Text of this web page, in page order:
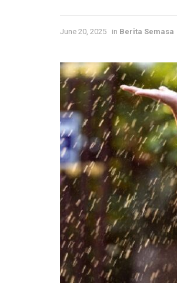
June 20, 2025 in Berita Semasa